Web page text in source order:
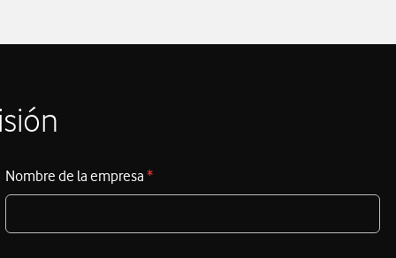
La Ley de Movilidad Sostenible abre una nueva
administraciones como ejes clave de la política de
de gobernanza del dato.
Nombre de la empresa *